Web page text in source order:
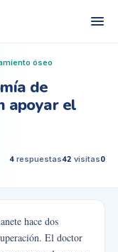
óseo
de
apoyar el
4 respuestas42 visitas0
hace dos
El doctor